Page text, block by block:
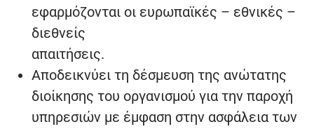
εφαρμόζονται οι ευρωπαϊκές – εθνικές –
διεθνείς
απαιτήσεις.
Αποδεικνύει τη δέσμευση της ανώτατης
διοίκησης του οργανισμού για την παροχή
υπηρεσιών με έμφαση στην ασφάλεια των